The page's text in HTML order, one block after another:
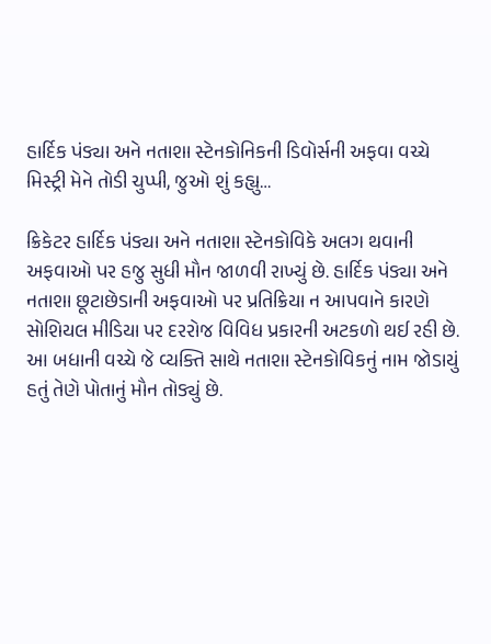
હાર્દિક પંડ્યા અને નતાશા સ્ટેનકોનિકની ડિવોર્સની અફવા વચ્ચે
મિસ્ટ્રી મેને તોડી ચુપ્પી, જુઓ શું કહ્યુ…
ક્રિકેટર હાર્દિક પંડ્યા અને નતાશા સ્ટેનકોવિકે અલગ થવાની
અફવાઓ પર હજુ સુધી મૌન જાળવી રાખ્યું છે. હાર્દિક પંડ્યા અને
નતાશા છૂટાછેડાની અફવાઓ પર પ્રતિક્રિયા ન આપવાને કારણે
સોશિયલ મીડિયા પર દરરોજ વિવિધ પ્રકારની અટકળો થઈ રહી છે.
આ બધાની વચ્ચે જે વ્યક્તિ સાથે નતાશા સ્ટેનકોવિકનું નામ જોડાયું
હતું તેણે પોતાનું મૌન તોડ્યું છે.